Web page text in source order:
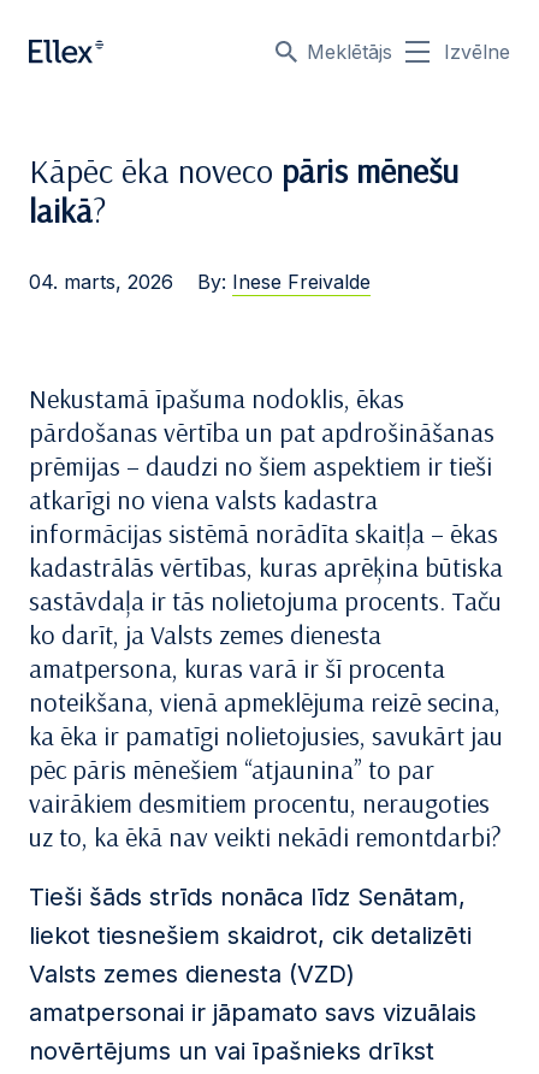
Meklētājs Izvēlne
Kāpēc ēka noveco pāris mēnešu
laikā?
04. marts, 2026 By: Inese Freivalde
Nekustamā īpašuma nodoklis, ēkas
pārdošanas vērtība un pat apdrošināšanas
prēmijas – daudzi no šiem aspektiem ir tieši
atkarīgi no viena valsts kadastra
informācijas sistēmā norādīta skaitļa – ēkas
kadastrālās vērtības, kuras aprēķina būtiska
sastāvdaļa ir tās nolietojuma procents. Taču
ko darīt, ja Valsts zemes dienesta
amatpersona, kuras varā ir šī procenta
noteikšana, vienā apmeklējuma reizē secina,
ka ēka ir pamatīgi nolietojusies, savukārt jau
pēc pāris mēnešiem “atjaunina” to par
vairākiem desmitiem procentu, neraugoties
uz to, ka ēkā nav veikti nekādi remontdarbi?
Tieši šāds strīds nonāca līdz Senātam,
liekot tiesnešiem skaidrot, cik detalizēti
Valsts zemes dienesta (VZD)
amatpersonai ir jāpamato savs vizuālais
novērtējums un vai īpašnieks drīkst